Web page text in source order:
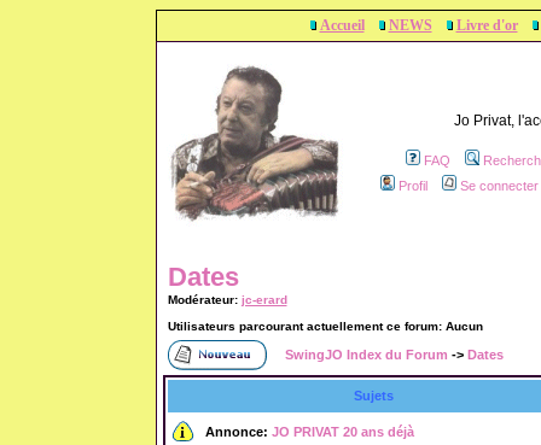
Accueil NEWS Livre d'or
Jo Privat,
FAQ
Profil
Se
Dates
Modérateur: jc-erard
Utilisateurs parcourant actuellement ce forum: Aucun
SwingJO Index du Forum -> Dates
Sujets
Annonce: JO PRIVAT 20 ans déjà